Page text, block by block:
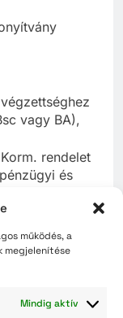
működés, a
megjelenítése
Mindig aktív
vagy BA),
rendelet
és